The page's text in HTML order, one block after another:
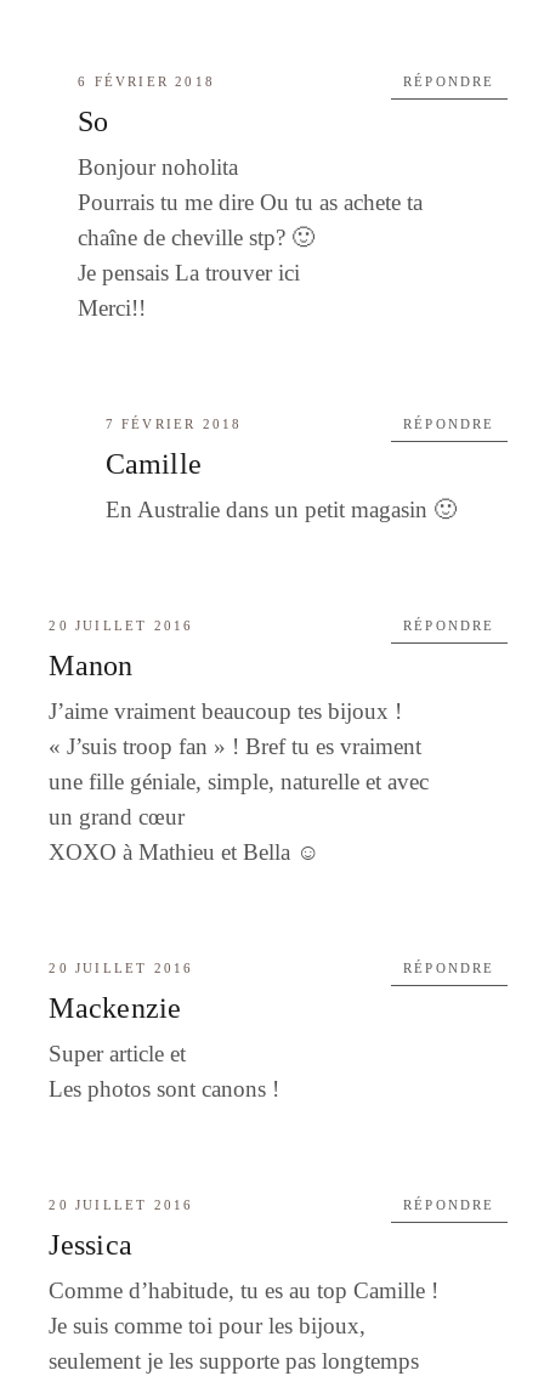
6 FÉVRIER 2018
So
Bonjour noholita
Pourrais tu me dire Ou tu as achete ta
chaîne de cheville stp? 🙂
Je pensais La trouver ici
Merci!!
RÉPONDRE
7 FÉVRIER 2018
Camille
En Australie dans un petit magasin 🙂
RÉPONDRE
20 JUILLET 2016
Manon
J’aime vraiment beaucoup tes bijoux !
« J’suis troop fan » ! Bref tu es vraiment
une fille géniale, simple, naturelle et avec
un grand cœur
XOXO à Mathieu et Bella ☺️
RÉPONDRE
20 JUILLET 2016
Mackenzie
Super article et
Les photos sont canons !
RÉPONDRE
20 JUILLET 2016
Jessica
Comme d’habitude, tu es au top Camille !
Je suis comme toi pour les bijoux,
seulement je les supporte pas longtemps
RÉPONDRE